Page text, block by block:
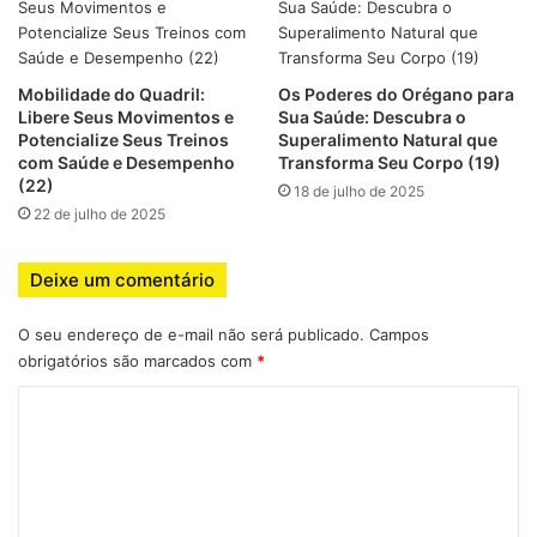
Quando essas condições se repetem, o corpo entra em um
estado crônico de estresse, prejudicando evolução e
saúde.
Sintomas e sinais de alerta do
excesso de treino
Identificar sinais precoces de overtraining é crucial para
prevenir danos permanentes. Os principais sintomas
incluem:
Fadiga constante: mesmo após repouso ou sono
Mobilidade do Quadril:
Libere Seus Movimentos e
Potencialize Seus Treinos
com Saúde e Desempenho
(22)
22 de julho de 2025
Os Poderes do Orégano para
Sua Saúde: Descubra o
Superalimento Natural que
Transforma Seu Corpo (19)
18 de julho de 2025
Deixe um comentário
O seu endereço de e-mail não será publicado. Campos
obrigatórios são marcados com *